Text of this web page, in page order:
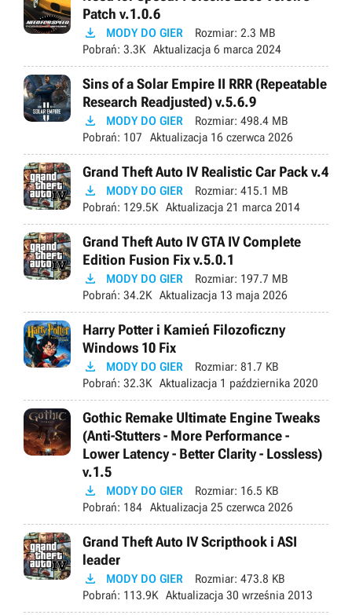
Patch v.1.0.6
 MODY DO GIER Rozmiar: 2.3 MB
Pobrań: 3.3K Aktualizacja 6 marca 2024
Sins of a Solar Empire II RRR (Repeatable
Research Readjusted) v.5.6.9
 MODY DO GIER Rozmiar: 498.4 MB
Pobrań: 107 Aktualizacja 16 czerwca 2026
Grand Theft Auto IV Realistic Car Pack v.4
 MODY DO GIER Rozmiar: 415.1 MB
Pobrań: 129.5K Aktualizacja 21 marca 2014
Grand Theft Auto IV GTA IV Complete
Edition Fusion Fix v.5.0.1
 MODY DO GIER Rozmiar: 197.7 MB
Pobrań: 34.2K Aktualizacja 13 maja 2026
Harry Potter i Kamień Filozoficzny
Windows 10 Fix
 MODY DO GIER Rozmiar: 81.7 KB
Pobrań: 32.3K Aktualizacja 1 października 2020
Gothic Remake Ultimate Engine Tweaks
(Anti-Stutters - More Performance -
Lower Latency - Better Clarity - Lossless)
v.1.5
 MODY DO GIER Rozmiar: 16.5 KB
Pobrań: 184 Aktualizacja 25 czerwca 2026
Grand Theft Auto IV Scripthook i ASI
leader
 MODY DO GIER Rozmiar: 473.8 KB
Pobrań: 113.9K Aktualizacja 30 września 2013